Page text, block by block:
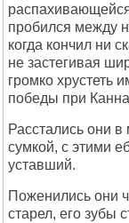
пробился между
когда кончил ни
не застегивая
громко хрустеть
победы при
Расстались они
сумкой, с этими
уставший.
Поженились они
старел, его зубы